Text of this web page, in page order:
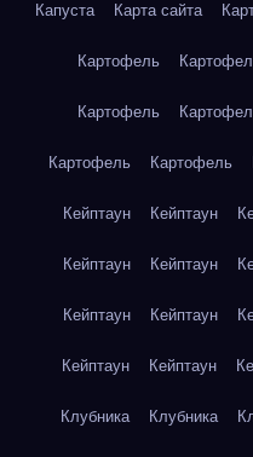
Капуста Карта сайта
Картофель
Картофель
Картофель Картофель
Кейптаун Кейптаун
Кейптаун Кейптаун
Кейптаун Кейптаун
Кейптаун Кейптаун
Клубника Клубника